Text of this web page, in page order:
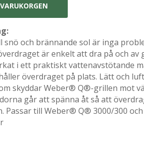
snö och brännande sol är inga
är enkelt att dra på och av
i ett praktiskt vattenavstötande
överdraget på plats. Lätt och
skyddar Weber® Q®-grillen mot
går att spänna åt så att
till Weber® Q® 3000/300 och